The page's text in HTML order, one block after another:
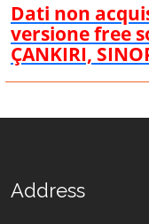
Dati non
versione free
ÇANKIRI,
Address